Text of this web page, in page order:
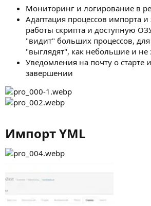
Мониторинг и логирование в
Адаптация процессов импорта и
работы скрипта и доступную
"видит" больших процессов,
"выглядят", как небольшие и не
Уведомления на почту о старте
завершении
Импорт YML​